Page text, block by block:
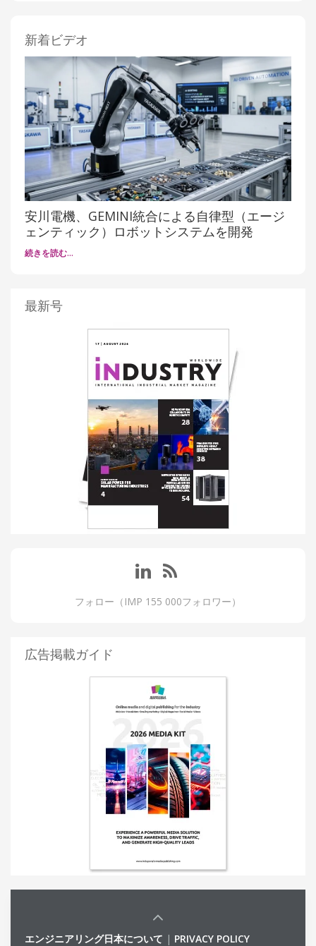
新着ビデオ
安川電機、GEMINI統合による自律型（エージ
ェンティック）ロボットシステムを開発
続きを読む…
最新号
フォロー（IMP 155 000フォロワー）
広告掲載ガイド
エンジニアリング日本について | PRIVACY POLICY